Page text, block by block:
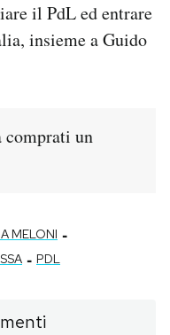
il PdL ed entrare
insieme a Guido
comprati un
MELONI -
- PDL